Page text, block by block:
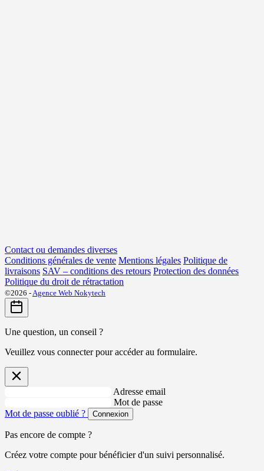
Contact ou demandes diverses
Conditions générales de vente Mentions légales Politique de
livraisons SAV – conditions des retours Protection des données
Politique du droit de rétractation
©2026 -Agence Web Nokytech
Une question, un conseil ?
Veuillez vous connecter pour accéder au formulaire.
Adresse email
Mot de passe
Mot de passe oublié ?
Connexion
Pas encore de compte ?
Créez votre compte pour bénéficier d'un suivi personnalisé.